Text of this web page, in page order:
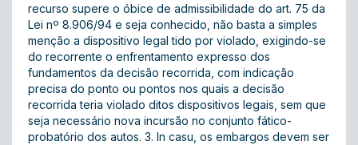
recurso supere o óbice de admissibilidade do art. 75 da
Lei nº 8.906/94 e seja conhecido, não basta a simples
menção a dispositivo legal tido por violado, exigindo-se
do recorrente o enfrentamento expresso dos
fundamentos da decisão recorrida, com indicação
precisa do ponto ou pontos nos quais a decisão
recorrida teria violado ditos dispositivos legais, sem que
seja necessário nova incursão no conjunto fático-
probatório dos autos. 3. In casu, os embargos devem ser